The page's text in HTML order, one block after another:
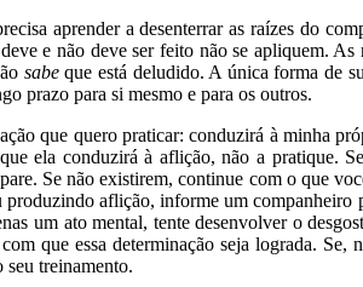
aprender a desenterrar as raízes do
e não deve ser feito não se apliquem.
sabeque está deludido. A única forma de
prazo para si mesmo e para os outros.
que quero praticar: conduzirá à minha
ela conduzirá à aflição, não a pratique.
Se não existirem, continue com o que
aflição, informe um companheiro
um ato mental, tente desenvolver o
que essa determinação seja lograda. Se,
treinamento.